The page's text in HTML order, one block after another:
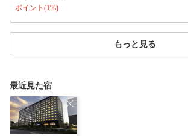
ポイント(1%)
もっと見る
最近見た宿